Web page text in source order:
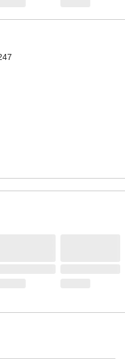
化ビニール（PVC）